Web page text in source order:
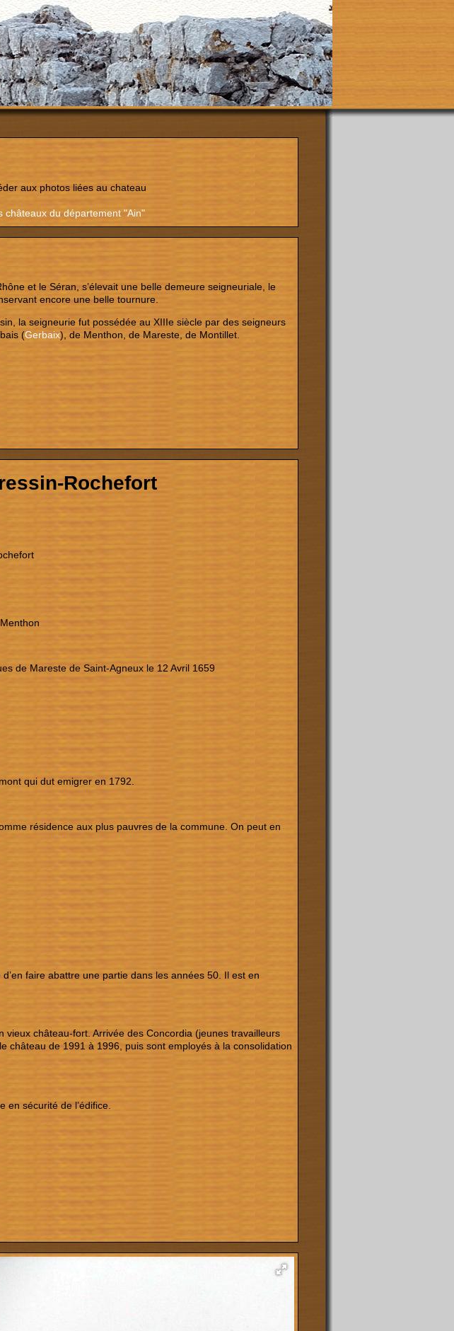
aux photos liées au chateau
châteaux du département "Ain"
et le Séran, s’élevait une belle demeure seigneuriale, le
encore une belle tournure.
la seigneurie fut possédée au XIIIe siècle par des seigneurs
(Gerbaix), de Menthon, de Mareste, de Montillet.
Rochefort
de Mareste de Saint-Agneux le 12 Avril 1659
qui dut emigrer en 1792.
résidence aux plus pauvres de la commune. On peut en
faire abattre une partie dans les années 50. Il est en
château-fort. Arrivée des Concordia (jeunes travailleurs
château de 1991 à 1996, puis sont employés à la consolidation
sécurité de l’édifice.